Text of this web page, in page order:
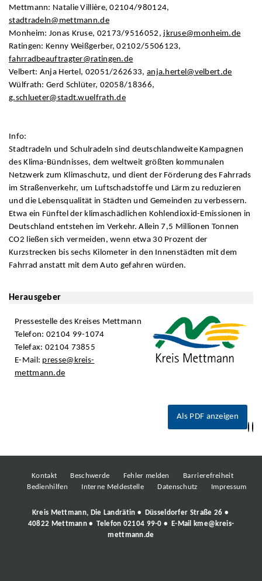
Mettmann: Natalie Villière, 02104/980124,
stadtradeln@mettmann.de
Monheim: Jonas Kruse, 02173/9516052, jkruse@monheim.de
Ratingen: Kenny Weißgerber, 02102/5506123,
fahrradbeauftragter@ratingen.de
Velbert: Anja Hertel, 02051/262633, anja.hertel@velbert.de
Wülfrath: Gerd Schlüter, 02058/18366,
g.schlueter@stadt.wuelfrath.de
Info:
Stadtradeln und Schulradeln sind deutschlandweite Kampagnen
des Klima-Bündnisses, dem weltweit größten kommunalen
Netzwerk zum Klimaschutz, und dient der Förderung des Fahrrads
im Straßenverkehr, um Luftschadstoffe und Lärm zu reduzieren
und die Lebensqualität in Städten und Gemeinden zu verbessern.
Etwa ein Fünftel der klimaschädlichen Kohlendioxid-Emissionen in
Deutschland entstehen im Verkehr. Allein 7,5 Millionen Tonnen
CO2 ließen sich vermeiden, wenn etwa 30 Prozent der
Kurzstrecken bis sechs Kilometer in den Innenstädten mit dem
Fahrrad anstatt mit dem Auto gefahren würden.
Herausgeber
Pressestelle des Kreises Mettmann
Telefon: 02104 99-1074
Telefax: 02104 73855
E-Mail: presse@kreis-
mettmann.de
Als PDF anzeigen
Kontakt Beschwerde Fehler melden
Barrierefreiheit
Bedienhilfen
Interne Meldestelle Datenschutz Impressum
Kreis Mettmann, Die Landrätin • Düsseldorfer Straße 26 •
40822 Mettmann • Telefon 02104 99-0 • E-Mail
kme@kreis-
mettmann.de